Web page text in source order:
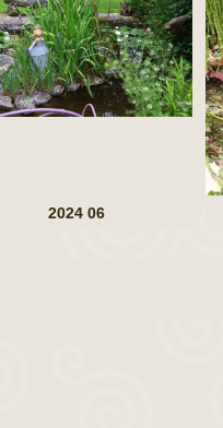
2024 06